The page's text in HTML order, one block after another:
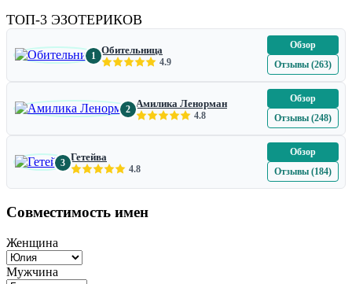
ТОП-3 ЭЗОТЕРИКОВ
1 Обительница
4.9
Обзор
Отзывы (263)
2 Амилика Ленорман
4.8
Обзор
Отзывы (248)
3 Гетейва
4.8
Обзор
Отзывы (184)
Совместимость имен
Женщина
Мужчина